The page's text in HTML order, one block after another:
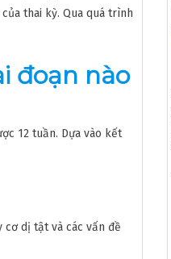
thai kỳ. Qua quá trình
đoạn nào
12 tuần. Dựa vào kết
dị tật và các vấn đề